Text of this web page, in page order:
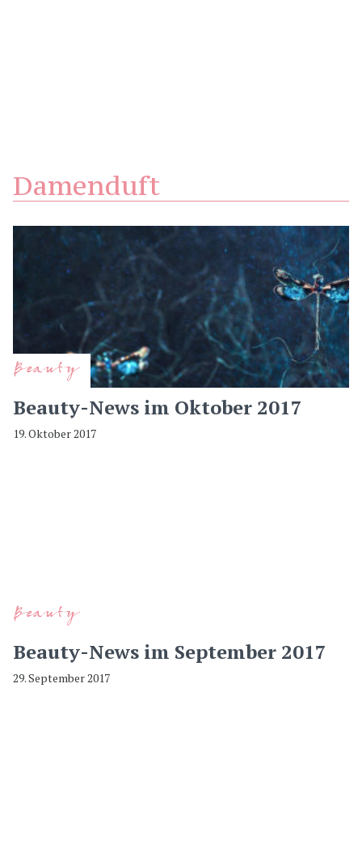
Damenduft
Beauty
Beauty-News im Oktober 2017
19. Oktober 2017
Beauty
Beauty-News im September 2017
29. September 2017